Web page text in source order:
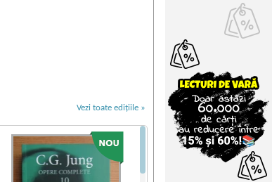
Vezi toate edițiile »